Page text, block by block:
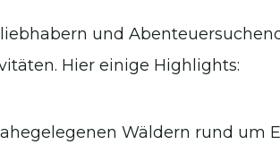
und
Hier einige Highlights:
Wäldern rund um